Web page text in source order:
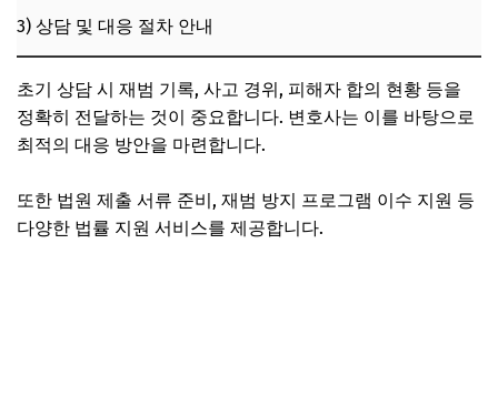
3) 상담 및 대응 절차 안내
초기 상담 시 재범 기록, 사고 경위, 피해자 합의 현황 등을
정확히 전달하는 것이 중요합니다. 변호사는 이를 바탕으로
최적의 대응 방안을 마련합니다.
또한 법원 제출 서류 준비, 재범 방지 프로그램 이수 지원 등
다양한 법률 지원 서비스를 제공합니다.